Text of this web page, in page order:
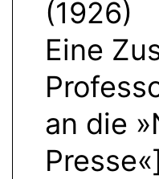
(1926)
Eine
an die
Presse«]